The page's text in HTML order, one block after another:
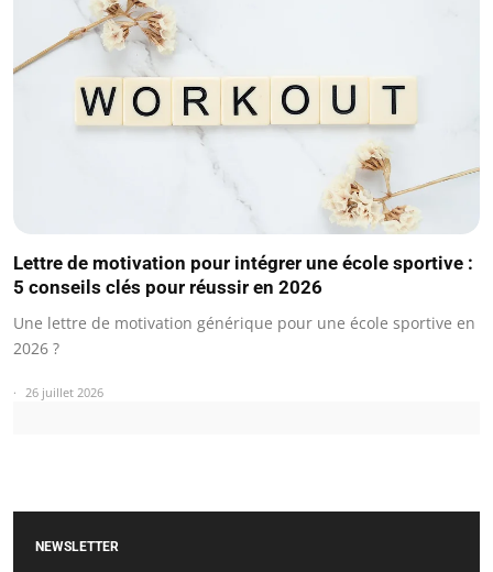
Lettre de motivation pour intégrer une école sportive :
5 conseils clés pour réussir en 2026
Une lettre de motivation générique pour une école sportive en
2026 ?
26 juillet 2026
NEWSLETTER